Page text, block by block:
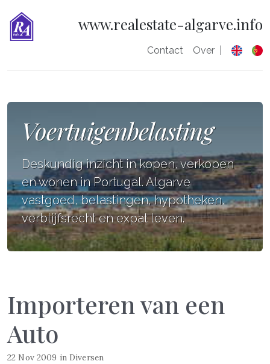
www.realestate-algarve.info
Contact Over
Voertuigenbelasting
Deskundig inzicht in kopen, verkopen
en wonen in Portugal. Algarve
vastgoed, belastingen, hypotheken,
verblijfsrecht en expat leven.
Importeren van een
Auto
22 Nov 2009 in Diversen